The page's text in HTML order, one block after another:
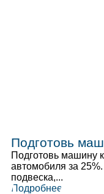
Подготовь
Подготовь машину
автомобиля за
подвеска,...
Подробнее